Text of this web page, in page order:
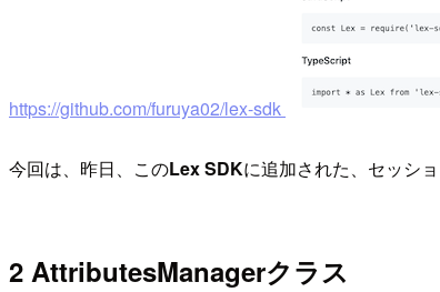
https://github.com/furuya02/lex-sdk
今回は、昨日、このLex SDKに追加された、セッシ
2 AttributesManagerクラス